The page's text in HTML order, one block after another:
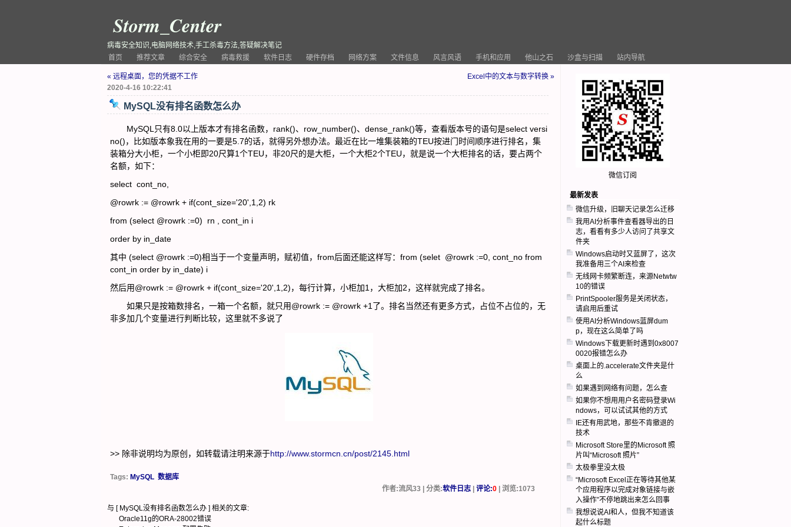
Storm_Center
病毒安全知识,电脑网络技术,手工杀毒方法,答疑解决笔记
首页
推荐文章 综合安全 病毒救援 软件日志 硬件存档 网络方案 文件信息 风言风语 手机和应用 他山之石 沙盒与扫描 站内导航
« 远程桌面，您的凭据不工作
Excel中的文本与数字转换 »
2020-4-16 10:22:41
MySQL没有排名函数怎么办
MySQL只有8.0以上版本才有排名函数，rank()、row_number()、dense_rank()等，查看版本号的语句是select versi
no()，比如版本象我在用的一要是5.7的话，就得另外想办法。最近在比一堆集装箱的TEU按进门时间顺序进行排名，集
装箱分大小柜，一个小柜即20尺算1个TEU，非20尺的是大柜，一个大柜2个TEU，就是说一个大柜排名的话，要占两个
名额，如下：
select cont_no,
@rowrk := @rowrk + if(cont_size='20',1,2) rk
from (select @rowrk :=0) rn , cont_in i
order by in_date
其中 (select @rowrk :=0)相当于一个变量声明，赋初值，from后面还能这样写：from (selet @rowrk :=0, cont_no from
cont_in order by in_date) i
然后用@rowrk := @rowrk + if(cont_size='20',1,2)，每行计算，小柜加1，大柜加2，这样就完成了排名。
如果只是按箱数排名，一箱一个名额，就只用@rowrk := @rowrk +1了。排名当然还有更多方式，占位不占位的，无
非多加几个变量进行判断比较，这里就不多说了
>> 除非说明均为原创，如转载请注明来源于http://www.stormcn.cn/post/2145.html
Tags: MySQL 数据库
作者:流风33 | 分类:软件日志 |评论:0 | 浏览:1073
与 [ MySQL没有排名函数怎么办 ] 相关的文章:
Oracle11g的ORA-28002错误
微信订阅
最新发表
微信升级，旧聊天记录怎么迁移
我用AI分析事件查看器导出的日
志，看看有多少人访问了共享文
件夹
Windows启动时又蓝屏了，这次
我准备用三个AI来检查
无线网卡频繁断连，来源Netwtw
10的错误
PrintSpooler服务是关闭状态，
请启用后重试
使用AI分析Windows蓝屏dum
p，现在这么简单了吗
Windows下载更新时遇到0x8007
0020报错怎么办
桌面上的.accelerate文件夹是什
么
如果遇到网络有问题，怎么查
如果你不想用用户名密码登录Wi
ndows，可以试试其他的方式
IE还有用武地，那些不肯撤退的
技术
Microsoft Store里的Microsoft 照
片叫“Microsoft 照片”
太极拳里没太极
“Microsoft Excel正在等待其他某
个应用程序以完成对象链接与嵌
入操作”不停地跳出来怎么回事
我想说说AI和人，但我不知道该
起什么标题